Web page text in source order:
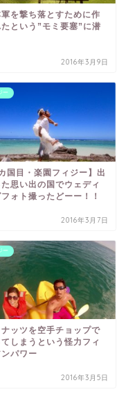
軍を撃ち落とすために作
たという”モミ要塞”に潜
2016年3月9日
ー
国目・楽園フィジー】出
思い出の国でウェディ
ォト撮ったどーー！！
2016年3月7日
ー
ナッツを空手チョップで
しまうという怪力フィ
パワー
2016年3月5日